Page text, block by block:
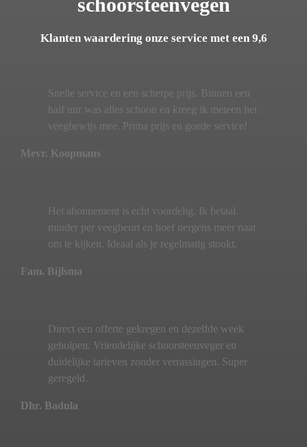
Klanten waardering onze service met een 9,6
Snelle service en een scherpe prijs. Binnen een
half uur was alles schoon en kreeg ik meteen het
veegbewijs mee. Prima prijs en goede service!
Mevr. Koopmans
Het abonnement is echt voordelig. Ik betaal
minder per veegbeurt en hoef nergens meer naar
om te kijken. Ideaal als je regelmatig stookt.
Fam. Bijlsma
Direct een offerte gekregen en dezelfde week
geholpen. Vriendelijke schoorsteenveger en
duidelijke tarieven zonder verrassingen. Super
geregeld.
Dhr. Badula